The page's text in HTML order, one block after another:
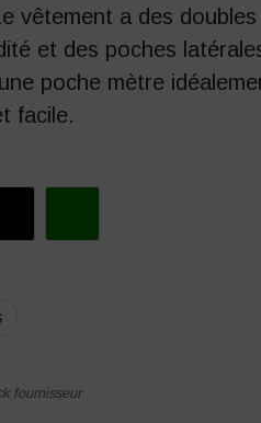
vêtement a des doubles
et des poches
poche mètre
facile.
fournisseur